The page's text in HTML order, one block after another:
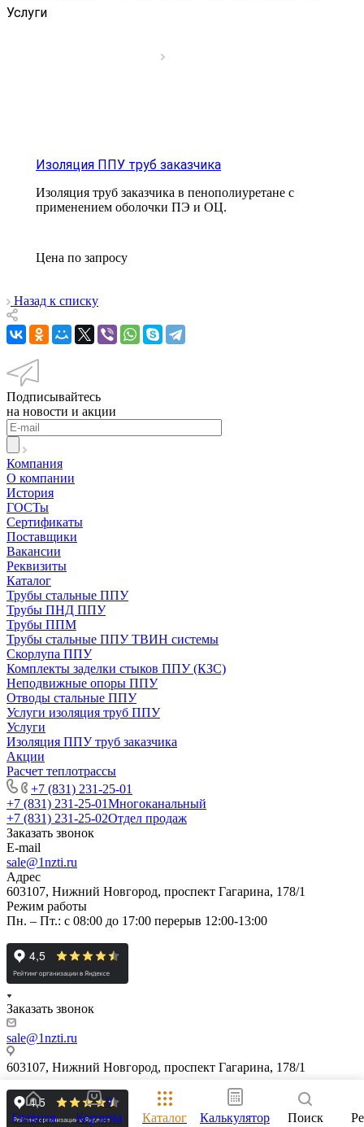
Услуги
Изоляция ППУ труб заказчика
Изоляция труб заказчика в пенополиуретане с
применением оболочки ПЭ и ОЦ.
Цена по запросу
Назад к списку
Подписывайтесь
на новости и акции
Компания
О компании
История
ГОСТы
Сертификаты
Поставщики
Вакансии
Реквизиты
Каталог
Трубы стальные ППУ
Трубы ПНД ППУ
Трубы ППМ
Трубы стальные ППУ ТВИН системы
Скорлупа ППУ
Комплекты заделки стыков ППУ (КЗС)
Неподвижные опоры ППУ
Отводы стальные ППУ
Услуги изоляция труб ППУ
Услуги
Изоляция ППУ труб заказчика
Акции
Расчет теплотрассы
+7 (831) 231-25-01
+7 (831) 231-25-01Многоканальный
+7 (831) 231-25-02Отдел продаж
Заказать звонок
E-mail
sale@1nzti.ru
Адрес
603107, Нижний Новгород, проспект Гагарина, 178/1
Режим работы
Пн. – Пт.: с 08:00 до 17:00 перерыв 12:00-13:00
Заказать звонок
sale@1nzti.ru
603107, Нижний Новгород, проспект Гагарина, 178/1
Главная
0
Корзина
Каталог Калькулятор Поиск